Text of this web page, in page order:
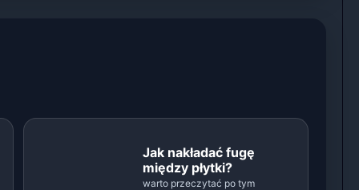
Jak nakładać fugę
między płytki?
warto przeczytać po tym